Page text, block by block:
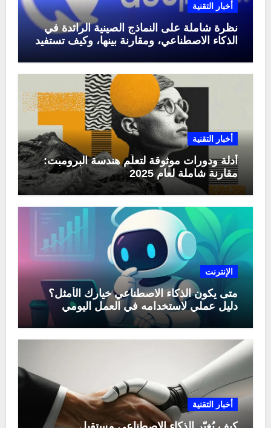
أخبار التقنية
نظرة شاملة على النماذج الصينية الرائدة في
الذكاء الاصطناعي، ومقارنة بينها، وكيف تستفيد
أخبار التقنية
أدلة ودورات موثوقة لتعلّم هندسة البرومبت:
مقارنة شاملة لعام 2025
الإنترنت
متى يكون الذكاء الاصطناعي خيارك الأمثل؟
دليل عملي لاستخدامه في العمل اليومي
أخبار التقنية